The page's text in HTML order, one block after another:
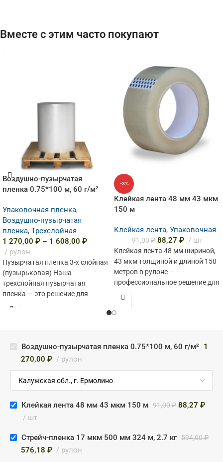
Вместе с этим часто покупают
Воздушно-пузырчатая
пленка 0.75*100 м, 60 г/м²
Упаковочная пленка,
Воздушно-пузырчатая
пленка, Трехслойная
1 270,00 ₽ – 1 608,00 ₽
рулон
Пузырчатая пленка 3-х слойная
(пузырьковая) Наша
трехслойная пузырчатая
пленка — это решение для
-3%
Клейкая лента 48 мм 43 мкм
150 м
Клейкая лента, Упаковочная
91,00₽ 88,27 ₽ шт
Клейкая лента 48 мм шириной,
43 мкм толщиной и длиной 150
метров в рулоне –
профессиональное решение для
Воздушно-пузырчатая пленка 0.75*100 м, 60 г/м²
1
270,00 ₽ рулон
Клейкая лента 48 мм 43 мкм 150 м 91,00₽ 88,27 ₽
шт
Стрейч-пленка 17 мкм 500 мм 324 м, 2.7 кг 594,00₽
576,18 ₽ рулон